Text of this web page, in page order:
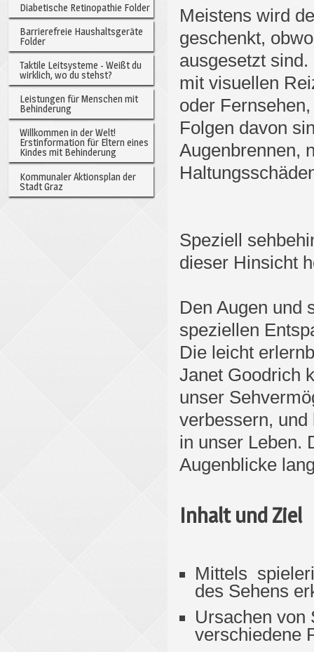
Diabetische Retinopathie Folder
Barrierefreie Haushaltsgeräte
Folder
Taktile Leitsysteme - Weißt du
wirklich, wo du stehst?
Leistungen für Menschen mit
Behinderung
Willkommen in der Welt!
Erstinformation für Eltern eines
Kindes mit Behinderung
Kommunaler Aktionsplan der
Stadt Graz
Meistens wird
geschenkt,
ausgesetzt
mit visuellen
oder
Folgen davon
Augenbrennen,
Speziell
dieser Hinsicht
Den Augen und
speziellen
Die leicht
Janet Goodrich
unser
verbessern,
in unser Leben.
Augenblicke
Inhalt und Ziel
Mittels
des Sehens
Ursachen von
verschiedene